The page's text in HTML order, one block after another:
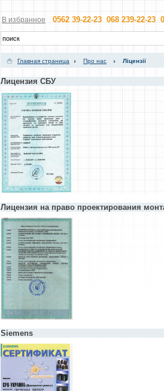
В избранное 0562 39-22-23 068 239-22-23
Главная страница Про нас Ліцензії
Лицензия СБУ
Лицензия на право проектирования
Siemens